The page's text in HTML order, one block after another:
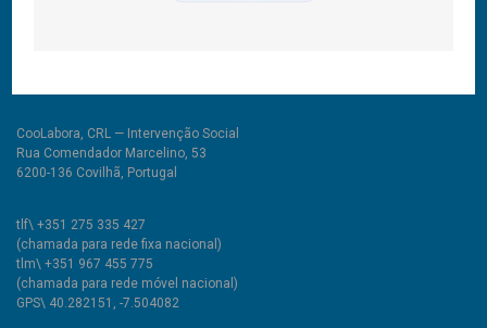
CooLabora, CRL — Intervenção Social
Rua Comendador Marcelino, 53
6200-136 Covilhã, Portugal
tlf\ +351 275 335 427
(chamada para rede fixa nacional)
tlm\ +351 967 455 775
(chamada para rede móvel nacional)
GPS\ 40.282151, -7.504082